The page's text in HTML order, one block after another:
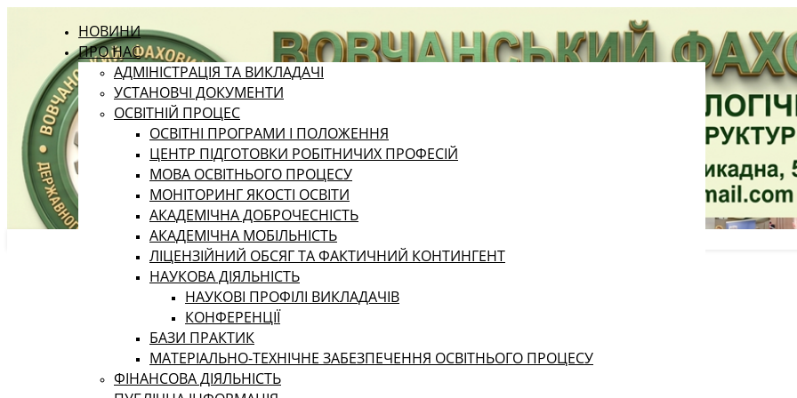
НОВИНИ
ПРО НАС
АДМІНІСТРАЦІЯ ТА ВИКЛАДАЧІ
УСТАНОВЧІ ДОКУМЕНТИ
ОСВІТНІЙ ПРОЦЕС
ОСВІТНІ ПРОГРАМИ І ПОЛОЖЕННЯ
ЦЕНТР ПІДГОТОВКИ РОБІТНИЧИХ ПРОФЕСІЙ
МОВА ОСВІТНЬОГО ПРОЦЕСУ
МОНІТОРИНГ ЯКОСТІ ОСВІТИ
АКАДЕМІЧНА ДОБРОЧЕСНІСТЬ
АКАДЕМІЧНА МОБІЛЬНІСТЬ
ЛІЦЕНЗІЙНИЙ ОБСЯГ ТА ФАКТИЧНИЙ КОНТИНГЕНТ
НАУКОВА ДІЯЛЬНІСТЬ
НАУКОВІ ПРОФІЛІ ВИКЛАДАЧІВ
КОНФЕРЕНЦІЇ
БАЗИ ПРАКТИК
МАТЕРІАЛЬНО-ТЕХНІЧНЕ ЗАБЕЗПЕЧЕННЯ ОСВІТНЬОГО ПРОЦЕСУ
ФІНАНСОВА ДІЯЛЬНІСТЬ